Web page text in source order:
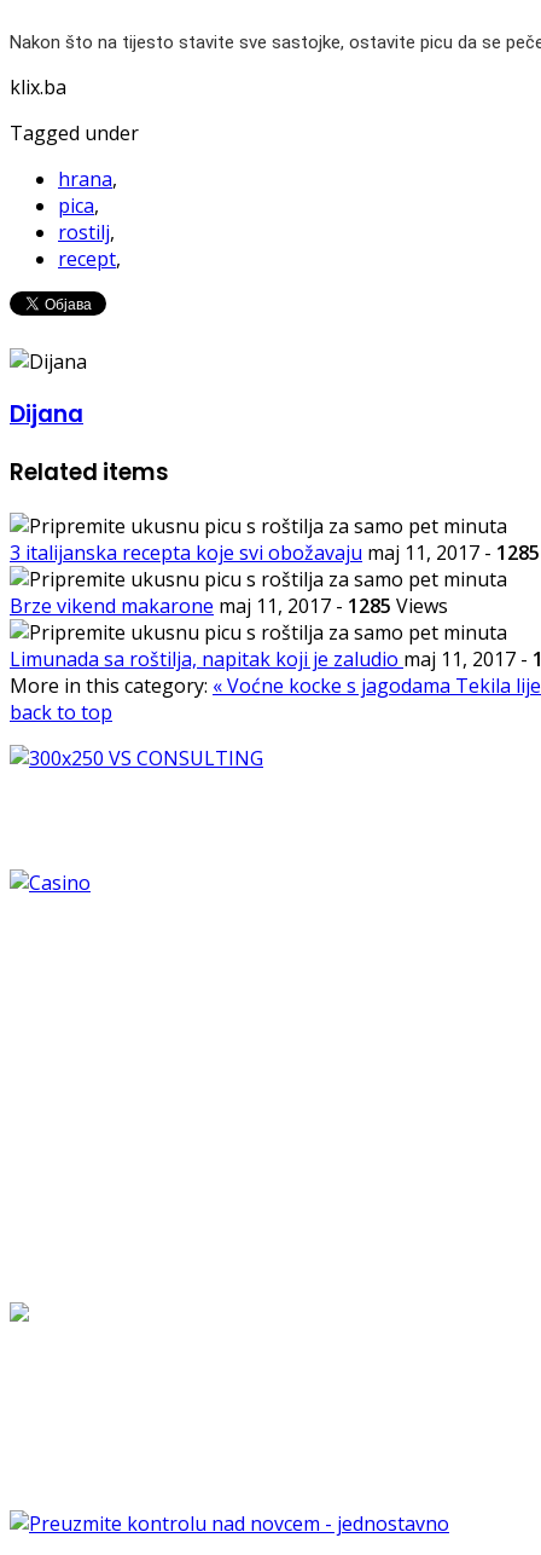
Nakon što na tijesto stavite sve sastojke, ostavite picu da se
klix.ba
Tagged under
hrana,
pica,
rostilj,
recept,
Dijana
Related items
3 italijanska recepta koje svi obožavaju maj 11, 2017 - 1285
Brze vikend makarone maj 11, 2017 - 1285 Views
Limunada sa roštilja, napitak koji je zaludio maj 11, 2017 -
More in this category: « Voćne kocke s jagodama Tekila
back to top